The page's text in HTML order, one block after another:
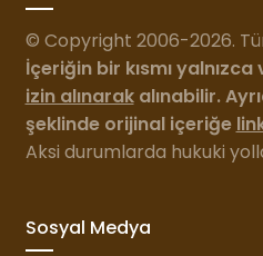
© Copyright 2006-2026.
İçeriğin bir kısmı
izin alınarakalınabilir.
şeklinde orijinal içeriğe
Aksi durumlarda hukuki
Sosyal Medya